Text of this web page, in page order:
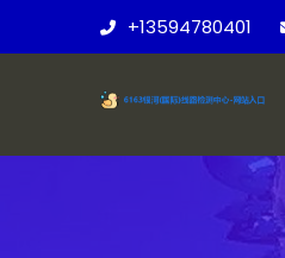
+13594780401